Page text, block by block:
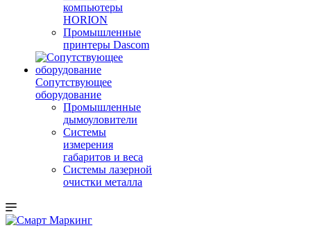
компьютеры
HORION
Промышленные
принтеры Dascom
Сопутствующее
оборудование
Промышленные
дымоуловители
Системы
измерения
габаритов и веса
Системы лазерной
очистки металла